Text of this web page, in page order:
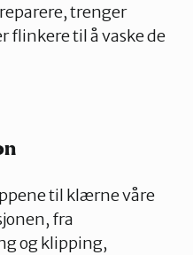
trenger
flinkere til å vaske de
til klærne våre
fra
og klipping,